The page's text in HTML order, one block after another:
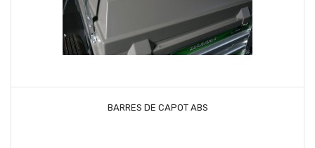
BARRES DE CAPOT ABS